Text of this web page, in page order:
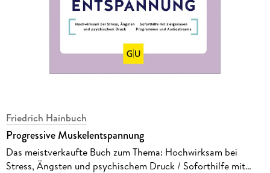
Friedrich Hainbuch
Progressive Muskelentspannung
Das meistverkaufte Buch zum Thema: Hochwirksam bei
Stress, Ängsten und psychischem Druck / Soforthilfe mit